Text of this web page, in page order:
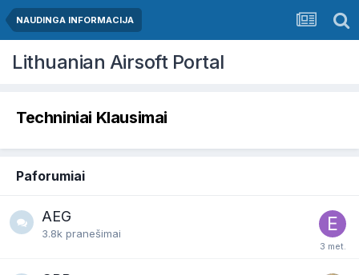
NAUDINGA INFORMACIJA
Lithuanian Airsoft Portal
Techniniai Klausimai
Paforumiai
AEG
3.8k pranešimai